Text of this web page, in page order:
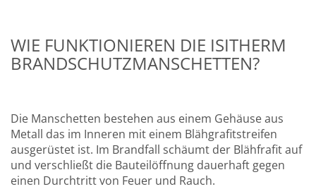
WIE FUNKTIONIEREN DIE ISITHERM
BRANDSCHUTZMANSCHETTEN?
Die Manschetten bestehen aus einem Gehäuse aus
Metall das im Inneren mit einem Blähgrafitstreifen
ausgerüstet ist. Im Brandfall schäumt der Blähfrafit auf
und verschließt die Bauteilöffnung dauerhaft gegen
einen Durchtritt von Feuer und Rauch.